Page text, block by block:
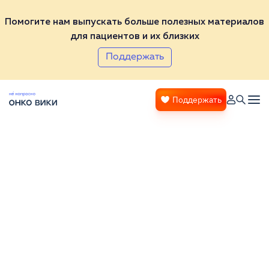
Помогите нам выпускать больше полезных материалов
для пациентов и их близких
Поддержать
Поддержать